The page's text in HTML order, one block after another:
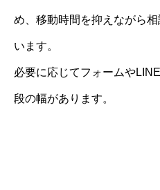
め、移動時間を抑えながら
います。
必要に応じてフォームや
段の幅があります。